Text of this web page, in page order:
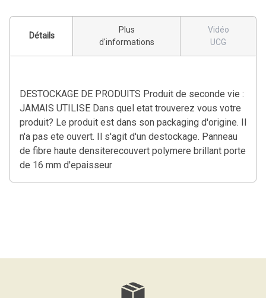
Détails
Plus
d'informations
Vidéo
UCG
DESTOCKAGE DE PRODUITS Produit de seconde vie :
JAMAIS UTILISE Dans quel etat trouverez vous votre
produit? Le produit est dans son packaging d'origine. Il
n'a pas ete ouvert. Il s'agit d'un destockage. Panneau
de fibre haute densiterecouvert polymere brillant porte
de 16 mm d'epaisseur